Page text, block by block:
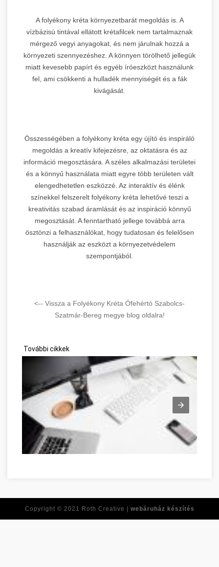
A folyékony kréta környezetbarát megoldás is. A
vízbázisú tintával ellátott krétafilcek nem tartalmaznak
mérgező vegyi anyagokat, és nem járulnak hozzá a
környezeti szennyezéshez. A könnyen törölhető jellegük
miatt kevesebb papírt és egyéb íróeszközt használunk
fel, ami csökkenti a hulladék mennyiségét és a fák
kivágását.
Összességében a folyékony kréta egy újító és inspiráló
megoldás a kreatív kifejezésre, az oktatásra és az
információ megosztására. A széles alkalmazási területei
és a könnyű használata miatt egyre több területen vált
elengedhetetlen eszközzé. Az interaktív és élénk
színekkel felszerelt folyékony kréta lehetővé teszi a
kreativitás szabad áramlását és az inspiráció könnyű
megosztását. A fenntartható jellege továbbá arra
ösztönzi a felhasználókat, hogy tudatosan és felelősen
használják az eszközt a környezetvédelem
szempontjából.
<-- Vissza a Folyékony Kréta Ófehértó Szabolcs-
Szatmár-Bereg megye blog oldalra!
További cikkek
Copyright © 2021 Roth Creative | webáruház készítés